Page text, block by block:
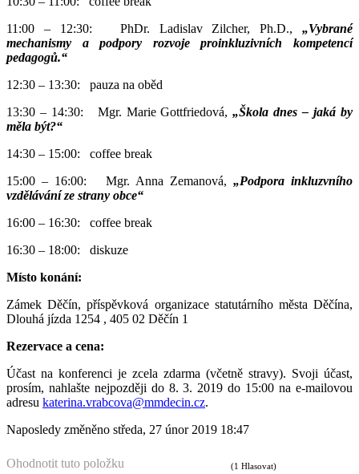
11:00 – 12:30: PhDr. Ladislav Zilcher, Ph.D., „Vybrané
mechanismy a podpory rozvoje proinkluzivních kompetencí
pedagogů.“
12:30 – 13:30: pauza na oběd
13:30 – 14:30: Mgr. Marie Gottfriedová,„Škola dnes – jaká by
měla být?“
14:30 – 15:00: coffee break
15:00 – 16:00: Mgr. Anna Zemanová, „Podpora inkluzvního
vzdělávání ze strany obce“
16:00 – 16:30: coffee break
16:30 – 18:00: diskuze
Místo konání:
Zámek Děčín, příspěvková organizace statutárního města Děčína,
Dlouhá jízda 1254 , 405 02 Děčín 1
Rezervace a cena:
Účast na konferenci je zcela zdarma (včetně stravy). Svoji účast,
prosím, nahlašte nejpozději do 8. 3. 2019 do 15:00 na e-mailovou
adresu katerina.vrabcova@mmdecin.cz.
Naposledy změněno středa, 27 únor 2019 18:47
Ohodnotit tuto položku (1 Hlasovat)